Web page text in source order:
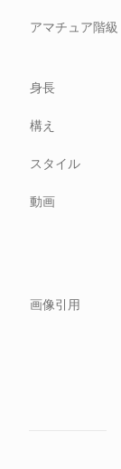
アマチュア階級
身長
構え
スタイル
動画
画像引用